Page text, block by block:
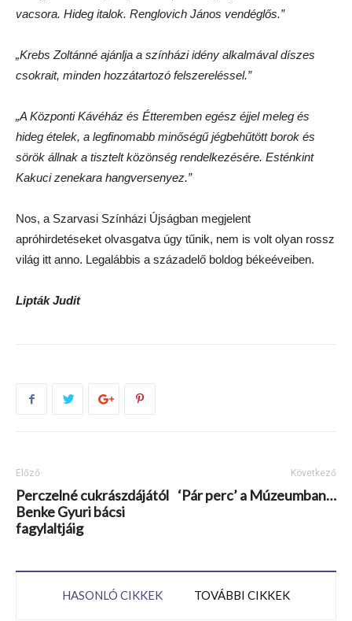
vacsora. Hideg italok. Renglovich János vendéglős.”
„Krebs Zoltánné ajánlja a színházi idény alkalmával díszes
csokrait, minden hozzátartozó felszereléssel.”
„A Központi Kávéház és Étteremben egész éjjel meleg és
hideg ételek, a legfinomabb minőségű jégbehűtött borok és
sörök állnak a tisztelt közönség rendelkezésére. Esténkint
Kakuci zenekara hangversenyez.”
Nos, a Szarvasi Színházi Újságban megjelent
apróhirdetéseket olvasgatva úgy tűnik, nem is volt olyan rossz
világ itt anno. Legalábbis a századelő boldog békeéveiben.
Lipták Judit
Előző
Perczelné cukrászdájától
Benke Gyuri bácsi
fagylaltjáig
Következő
‘Pár perc’ a Múzeumban…
HASONLÓ CIKKEK TOVÁBBI CIKKEK